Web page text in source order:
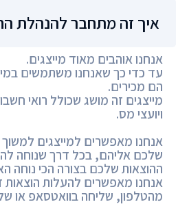
איך זה מתחבר להנהלת
אנחנו אוהבים מאוד מייצגים.
עד כדי כך שאנחנו משתמשים
הם מכירים.
מייצגים זה מושג שכולל רואי
ויועצי מס.
אנחנו מאפשרים למייצגים
שלכם אליהם, בכל דרך שנוחה
ההוצאות שלכם בצורה הכי נוחה
אנחנו מאפשרים להעלות
מהטלפון, שליחה בוואטסאפ או